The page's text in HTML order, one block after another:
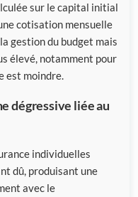
sur le capital initial
cotisation mensuelle
gestion du budget mais
élevé, notamment pour
est moindre.
dégressive liée au
individuelles
dû, produisant une
avec le